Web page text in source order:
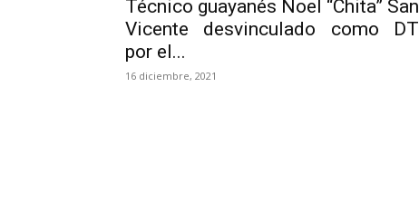
Técnico guayanés Noel “Chita” San
Vicente desvinculado como DT
por el...
16 diciembre, 2021